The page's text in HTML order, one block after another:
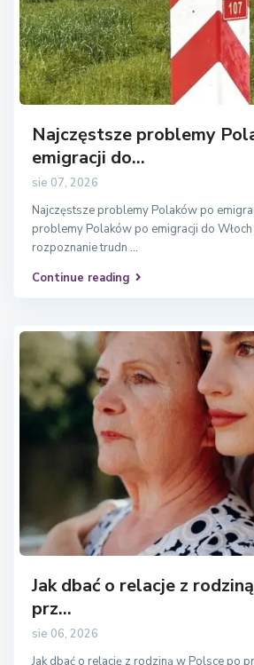
Najczęstsze problemy
emigracji do...
sie 07, 2026
Najczęstsze problemy Polaków po
problemy Polaków po emigracji do
rozpoznanie trudn ...
Continue reading
Jak dbać o relacje z
prz...
sie 06, 2026
Jak dbać o relację z rodziną w Polsce po